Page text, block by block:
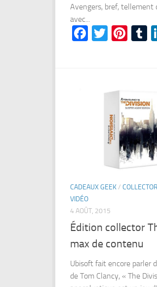
Avengers, bref, tellement
avec...
Facebook
Twitter
CADEAUX GEEK/
VIDÉO
4 AOÛT, 2015
Édition collector
max de contenu
Ubisoft fait encore parler
de Tom Clancy, « The